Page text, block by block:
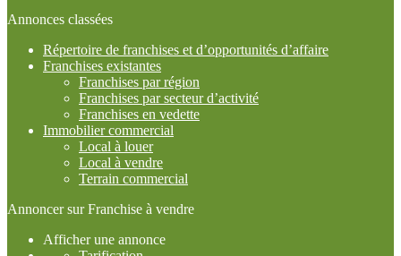
Annonces classées
Répertoire de franchises et d’opportunités d’affaire
Franchises existantes
Franchises par région
Franchises par secteur d’activité
Franchises en vedette
Immobilier commercial
Local à louer
Local à vendre
Terrain commercial
Annoncer sur Franchise à vendre
Afficher une annonce